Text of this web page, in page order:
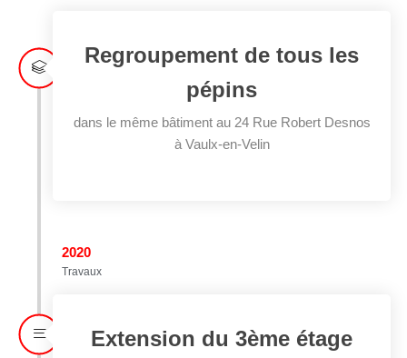
Regroupement de tous les
pépins
dans le même bâtiment au 24 Rue Robert Desnos
à Vaulx-en-Velin
2020
Travaux
Extension du 3ème étage